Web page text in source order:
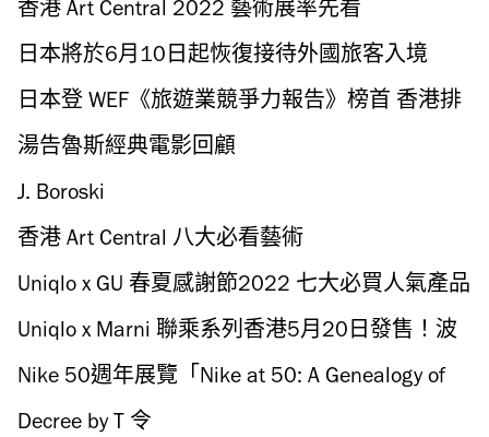
香港 Art Central 2022 藝術展率先看
日本將於6月10日起恢復接待外國旅客入境
日本登 WEF《旅遊業競爭力報告》榜首 香港排
名下跌至第19名
湯告魯斯經典電影回顧
J. Boroski
香港 Art Central 八大必看藝術
Uniqlo x GU 春夏感謝節2022 七大必買人氣產品
Uniqlo x Marni 聯乘系列香港5月20日發售！波
希米亞風情印花圖案夏日必備
Nike 50週年展覽「Nike at 50: A Genealogy of
Progress」
Decree by T 令